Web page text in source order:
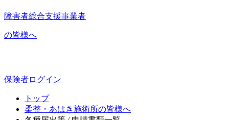
障害者総合支援事業者
の皆様へ
保険者ログイン
トップ
柔整・あはき施術所の皆様へ